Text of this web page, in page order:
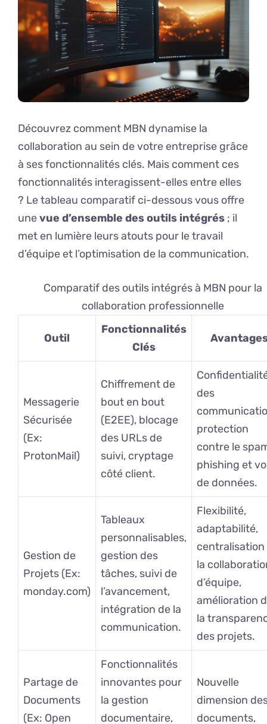
Découvrez comment MBN dynamise la
collaboration au sein de votre entreprise grâce
à ses fonctionnalités clés. Mais comment ces
fonctionnalités interagissent-elles entre elles
? Le tableau comparatif ci-dessous vous offre
unevue d’ensemble des outils intégrés ; il
met en lumière leurs atouts pour le travail
d’équipe et l’optimisation de la communication.
Comparatif des outils intégrés à MBN pour la
collaboration professionnelle
Outil
Fonctionnalités
Clés
Messagerie
Sécurisée
(Ex:
ProtonMail)
Chiffrement de
bout en bout
(E2EE), blocage
des URLs de
suivi, cryptage
côté client.
des
protection
contre le
phishing et
de données.
Gestion de
Projets (Ex:
monday.com)
Tableaux
personnalisables,
gestion des
tâches, suivi de
l’avancement,
intégration de la
communication.
Flexibilité,
adaptabilité,
centralisation
la
d’équipe,
amélioration
la
des projets.
Partage de
Documents
(Ex: Open
Fonctionnalités
innovantes pour
la gestion
documentaire,
Nouvelle
dimension
documents,